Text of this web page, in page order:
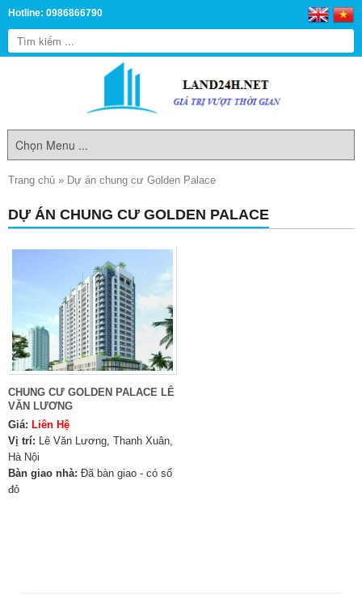
Hotline: 0986866790
Trang chủ » Dự án chung cư Golden Palace
DỰ ÁN CHUNG CƯ GOLDEN PALACE
CHUNG CƯ GOLDEN PALACE LÊ
VĂN LƯƠNG
Giá: Liên Hệ
Vị trí: Lê Văn Lương, Thanh Xuân,
Hà Nội
Bàn giao nhà: Đã bàn giao - có sổ
đỏ